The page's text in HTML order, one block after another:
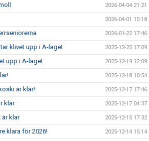
2026-04-04 21:21
2026-04-01 15:18
2026-01-22 17:46
klivet upp i A-laget 2025-12-25 17:09
upp i A-laget 2025-12-19 12:09
2025-12-18 10:54
är klar! 2025-12-17 17:46
klar 2025-12-17 04:37
är klar 2025-12-15 17:32
klara för 2026! 2025-12-14 15:14